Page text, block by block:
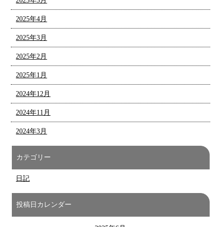
2025年4月
2025年3月
2025年2月
2025年1月
2024年12月
2024年11月
2024年3月
カテゴリー
日記
投稿日カレンダー